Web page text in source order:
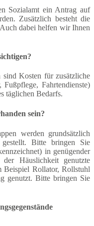
Sozialamt ein Antrag auf
Zusätzlich besteht die
dabei helfen wir Ihnen
Kosten für zusätzliche
Fußpflege, Fahrtendienste)
täglichen Bedarfs.
sein?
werden grundsätzlich
Bitte bringen Sie
in genügender
Häuslichkeit genutzte
Beispiel Rollator, Rollstuhl
genutzt. Bitte bringen Sie